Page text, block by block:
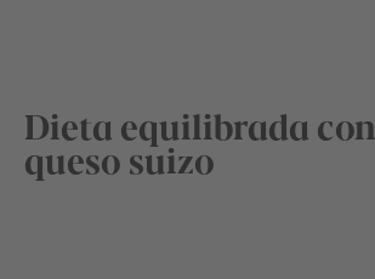
Dieta equilibrada con
queso suizo